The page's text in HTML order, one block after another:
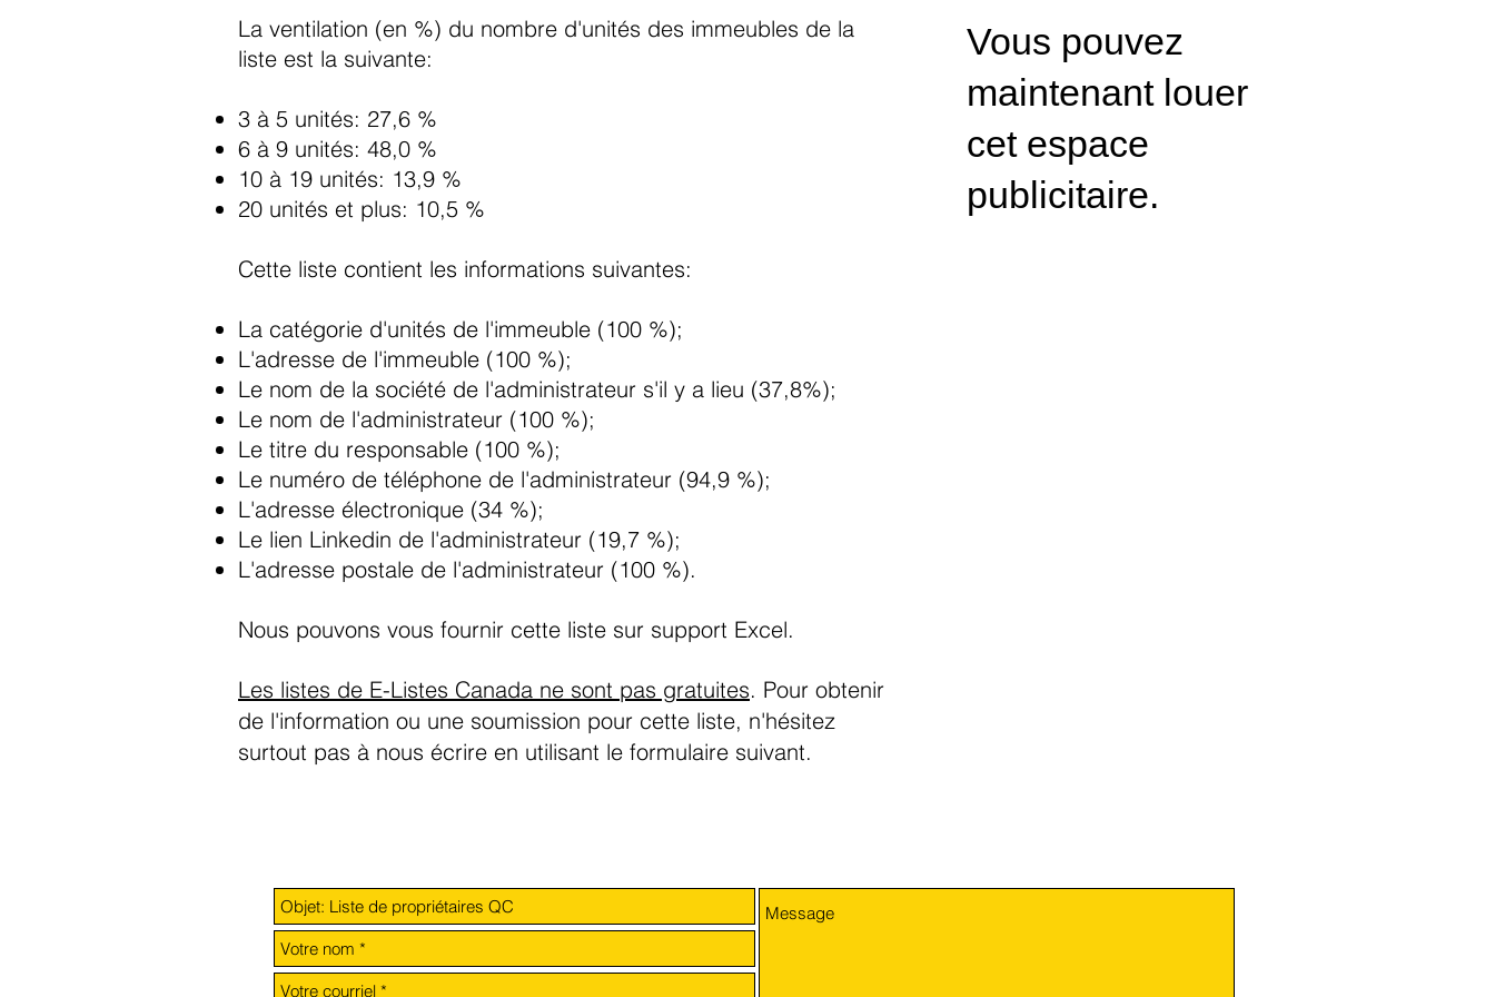
La ventilation (en %) du nombre d'unités des immeubles de la
liste est la suivante:
3 à 5 unités: 27,6 %
6 à 9 unités: 48,0 %
10 à 19 unités: 13,9 %
20 unités et plus: 10,5 %
Cette liste contient les informations suivantes:
La catégorie d'unités de l'immeuble (100 %);
L'adresse de l'immeuble (100 %);
Le nom de la société de l'administrateur s'il y a lieu (37,8%);
Le nom de l'administrateur (100 %);
Le titre du responsable (100 %);
Le numéro de téléphone de l'administrateur (94,9 %);
L'adresse électronique (34 %);
Le lien Linkedin de l'administrateur (19,7 %);
L'adresse postale de l'administrateur (100 %).
Nous pouvons vous fournir cette liste sur support Excel.
Les listes de E-Listes Canada ne sont pas gratuites. Pour obtenir
de l'information ou une soumission pour cette liste, n'hésitez
surtout pas à nous écrire en utilisant le formulaire suivant.
Vous pouvez
maintenant louer
cet espace
publicitaire.